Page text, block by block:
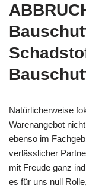
Natürlicherweise
Warenangebot
ebenso im
verlässlicher
mit Freude ganz
es für uns null